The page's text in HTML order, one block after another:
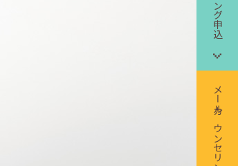
メールカウンセリング申込